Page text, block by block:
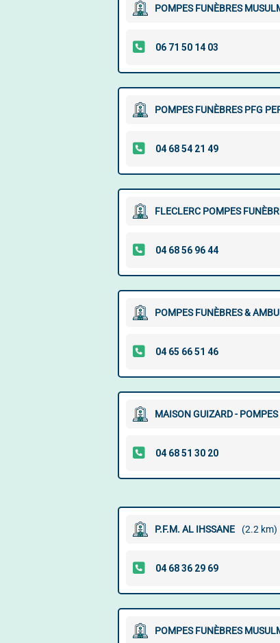
POMPES FUNÈBRES
POMPES FUNÈBRES PFG
FLECLERC POMPES
POMPES FUNÈBRES &
MAISON GUIZARD -
P.F.M. AL IHSSANE (2.2 km)
POMPES FUNÈBRES